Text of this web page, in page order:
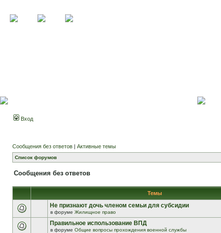
Вход
Сообщения без ответов | Активные темы
Список форумов
Сообщения без ответов
Темы
Не признают дочь членом семьи для субсидии
в форуме Жилищное право
Правильное использование ВПД
в форуме Общие вопросы прохождения военной службы